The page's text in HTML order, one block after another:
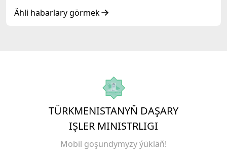
Ähli habarlary görmek
TÜRKMENISTANYŇ DAŞARY
IŞLER MINISTRLIGI
Mobil goşundymyzy ýükläň!